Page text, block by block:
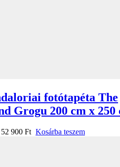
fotótapéta The
Grogu 200 cm x 250
52 900 Ft Kosárba teszem